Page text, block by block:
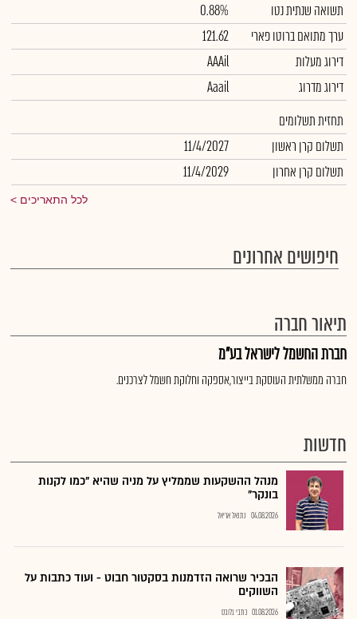
תשואה שנתית נטו
0.88%
ערך מתואם ברוטו פארי
121.62
דירוג מעלות
AAAil
דירוג מדרוג
Aaail
תחזית תשלומים
תשלום קרן ראשון
11/4/2027
תשלום קרן אחרון
11/4/2029
לכל התאריכים
חיפושים אחרונים
תיאור חברה
חברת החשמל לישראל בע"מ
חברה ממשלתית העוסקת בייצור,אספקה וחלוקת חשמל לצרכנים.
חדשות
מנהל ההשקעות שממליץ על מניה שהיא "כמו לקנות
בונקר"
04.08.2026 נתנאל אריאל
הבכיר שרואה הזדמנות בסקטור חבוט - ועוד כתבות על
השווקים
01.08.2026 כתבי גלובס